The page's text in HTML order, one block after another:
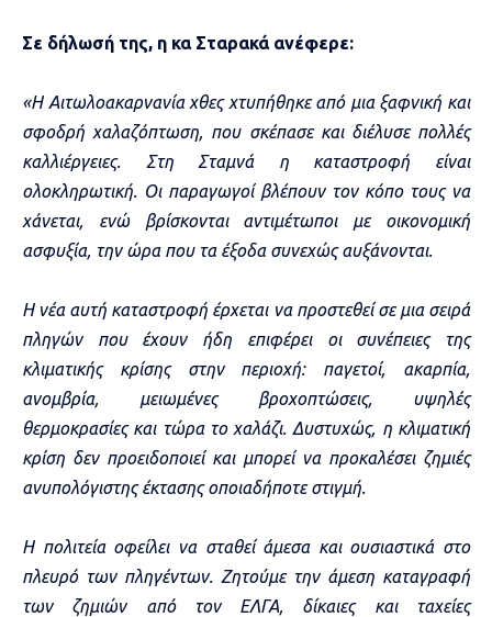
Σε δήλωσή της, η κα Σταρακά ανέφερε:
«Η Αιτωλοακαρνανία χθες χτυπήθηκε από μια ξαφνική και
σφοδρή χαλαζόπτωση, που σκέπασε και διέλυσε πολλές
καλλιέργειες. Στη Σταμνά η καταστροφή είναι
ολοκληρωτική. Οι παραγωγοί βλέπουν τον κόπο τους να
χάνεται, ενώ βρίσκονται αντιμέτωποι με οικονομική
ασφυξία, την ώρα που τα έξοδα συνεχώς αυξάνονται.
Η νέα αυτή καταστροφή έρχεται να προστεθεί σε μια σειρά
πληγών που έχουν ήδη επιφέρει οι συνέπειες της
κλιματικής κρίσης στην περιοχή: παγετοί, ακαρπία,
ανομβρία, μειωμένες βροχοπτώσεις, υψηλές
θερμοκρασίες και τώρα το χαλάζι. Δυστυχώς, η κλιματική
κρίση δεν προειδοποιεί και μπορεί να προκαλέσει ζημιές
ανυπολόγιστης έκτασης οποιαδήποτε στιγμή.
Η πολιτεία οφείλει να σταθεί άμεσα και ουσιαστικά στο
πλευρό των πληγέντων. Ζητούμε την άμεση καταγραφή
των ζημιών από τον ΕΛΓΑ, δίκαιες και ταχείες